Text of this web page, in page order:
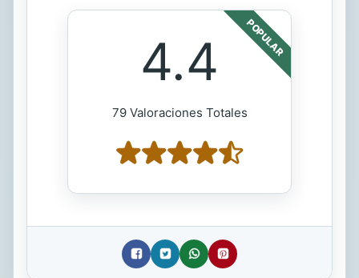
POPULAR
4.4
79 Valoraciones Totales